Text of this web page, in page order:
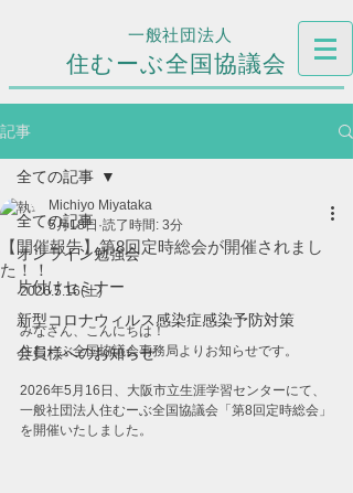
住むーぶ全国協議会
一般社団法人
記事
全ての記事
オンライン勉強会
片付けセミナー
新型コロナウィルス感染症感染予防対策
会員様へのお知らせ
全ての記事
【開催報告】第8回定時総会が開催されまし
た！！
Michiyo Miyataka
5月18日 読了時間: 3分
2026.5.16(土)
みなさん、こんにちは！
住むーぶ全国協議会事務局よりお知らせです。
2026年5月16日、大阪市立生涯学習センターにて、
一般社団法人住むーぶ全国協議会「第8回定時総会」
を開催いたしました。